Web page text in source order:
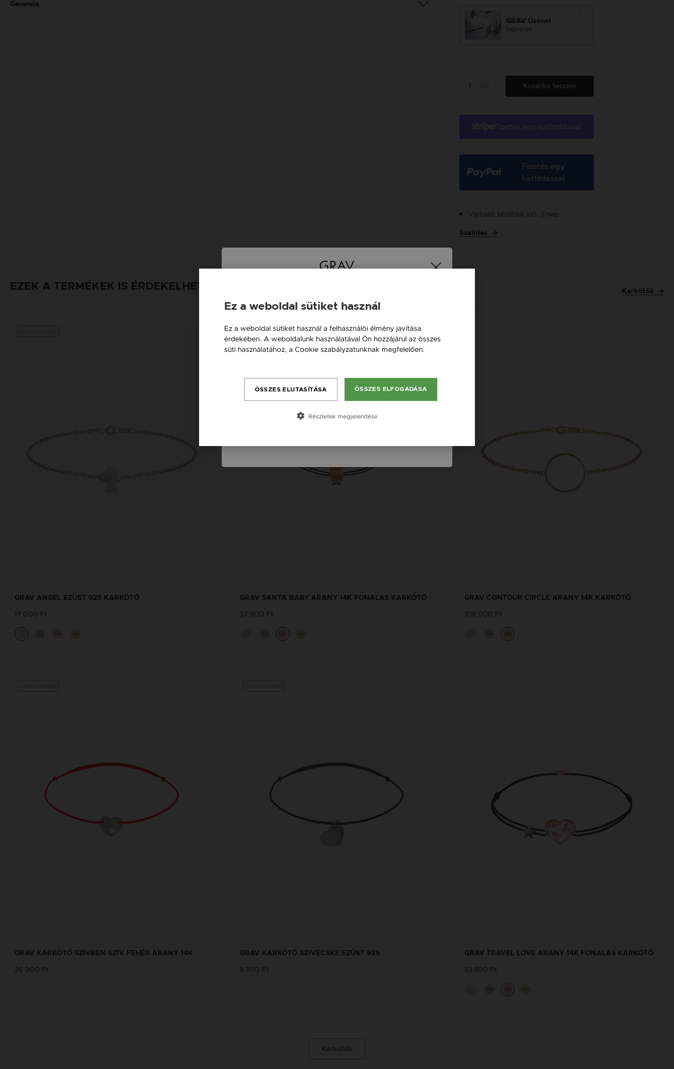
Garancia
GRAV Üzenet
ingyenes
Kosárba teszem
Fizetés egy
kattintással
Várható szállítási idő: 3 nap
Szállítás
EZEK A TERMÉKEK IS ÉRDEKELHETNEK Karkötők
GRAV ANGEL EZÜST 925 KARKÖTŐ
17 000 Ft
GRAV SANTA BABY ARANY 14K FONALAS KARKÖTŐ
37 900 Ft
GRAV CONTOUR CIRCLE ARANY 14K KARKÖTŐ
108 000 Ft
GRAV KARKÖTŐ SZÍVBEN SZÍV FEHÉR ARANY 14K
26 900 Ft
GRAV KARKÖTŐ SZIVECSKE EZÜST 925
8 990 Ft
GRAV TRAVEL LOVE ARANY 14K FONALAS KARKÖTŐ
53 890 Ft
Karkötők
Österreich / AT
România / RO
Slovensko / SK
Ez a weboldal sütiket használ
Ez a weboldal sütiket használ a felhasználói élmény javítása
érdekében. A weboldalunk használatával Ön hozzájárul az összes
süti használatához, a Cookie szabályzatunknak megfelelően.
ÖSSZES ELFOGADÁSA
ÖSSZES ELUTASÍTÁSA
Részletek megjelenítése